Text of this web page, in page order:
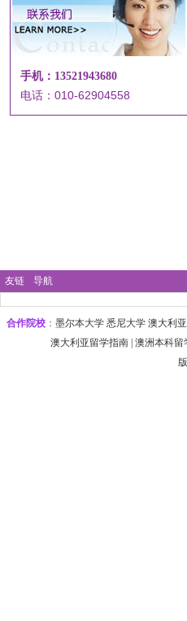
手机：13521943680
电话：010-62904558
友链 导航
合作院校 ： 墨尔本大学‌ 悉尼大学 澳大利
澳大利亚留学指南 澳洲本科留